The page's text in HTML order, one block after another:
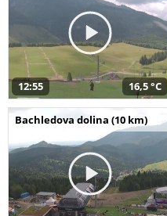
12:55 16,5 °C
Bachledova dolina (10 km)